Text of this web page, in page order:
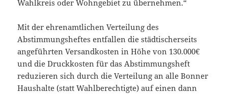
Wahlkreis oder Wohngebiet zu übernehmen.“
Mit der ehrenamtlichen Verteilung des
Abstimmungsheftes entfallen die städtischerseits
angeführten Versandkosten in Höhe von 130.000€
und die Druckkosten für das Abstimmungsheft
reduzieren sich durch die Verteilung an alle Bonner
Haushalte (statt Wahlberechtigte) auf einen dann